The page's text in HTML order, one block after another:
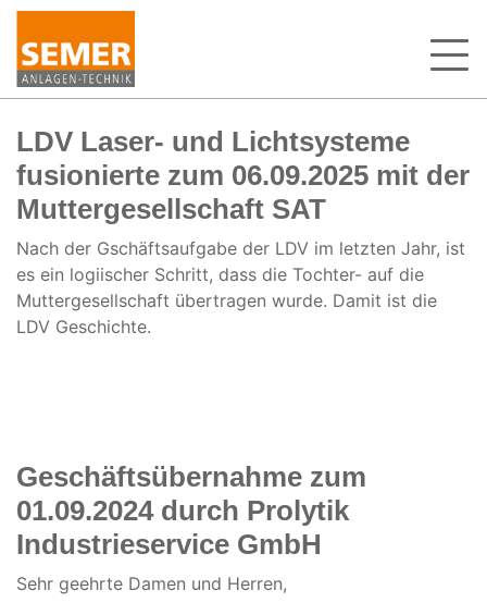
LDV Laser- und Lichtsysteme
fusionierte zum 06.09.2025 mit der
Muttergesellschaft SAT
Nach der Gschäftsaufgabe der LDV im letzten Jahr, ist
es ein logiischer Schritt, dass die Tochter- auf die
Muttergesellschaft übertragen wurde. Damit ist die
LDV Geschichte.
Geschäftsübernahme zum
01.09.2024 durch Prolytik
Industrieservice GmbH
Sehr geehrte Damen und Herren,